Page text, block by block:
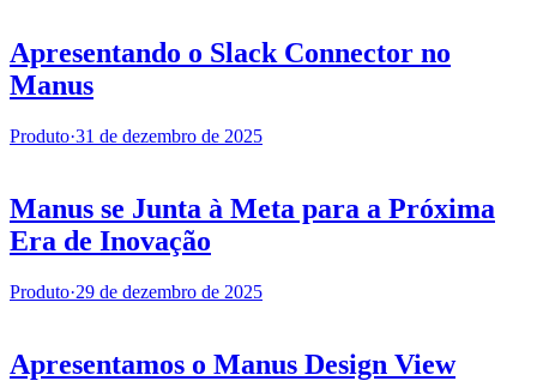
Apresentando o Slack Connector no
Manus
Produto·31 de dezembro de 2025
Manus se Junta à Meta para a Próxima
Era de Inovação
Produto·29 de dezembro de 2025
Apresentamos o Manus Design View